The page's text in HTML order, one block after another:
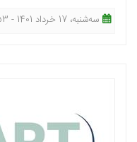
ﺳﻪشنبه، 17 خرداد 1401 - 07:53